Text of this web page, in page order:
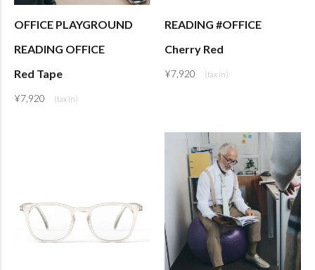
OFFICE PLAYGROUND
READING OFFICE
Red Tape
¥7,920
READING #OFFICE
Cherry Red
¥7,920